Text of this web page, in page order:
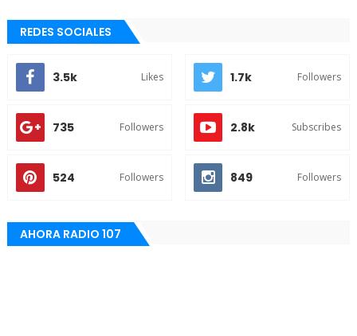
REDES SOCIALES
3.5k Likes 1.7k Followers
735 Followers 2.8k Subscribes
524 Followers 849 Followers
AHORA RADIO 107